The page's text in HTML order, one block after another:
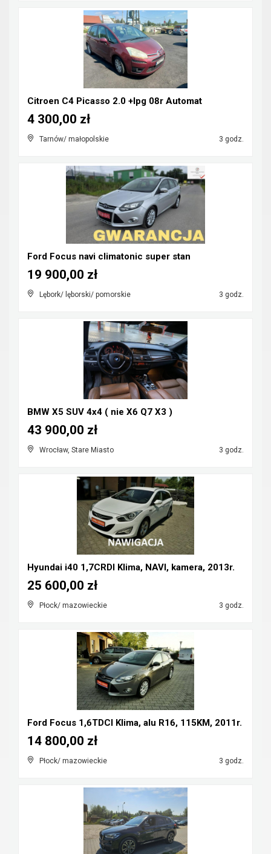
Citroen C4 Picasso 2.0 +lpg 08r Automat
Tarnów/ małopolskie 3 godz.
4 300,00 zł
Ford Focus navi climatonic super stan
Lębork/ lęborski/ pomorskie 3 godz.
19 900,00 zł
BMW X5 SUV 4x4 ( nie X6 Q7 X3 )
Wrocław, Stare Miasto 3 godz.
43 900,00 zł
Hyundai i40 1,7CRDI Klima, NAVI, kamera, 2013r.
Płock/ mazowieckie 3 godz.
25 600,00 zł
Ford Focus 1,6TDCI Klima, alu R16, 115KM, 2011r.
Płock/ mazowieckie 3 godz.
14 800,00 zł